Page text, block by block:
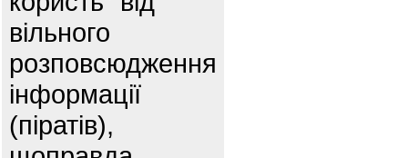
вільного
розповсюдження
інформації
(піратів),